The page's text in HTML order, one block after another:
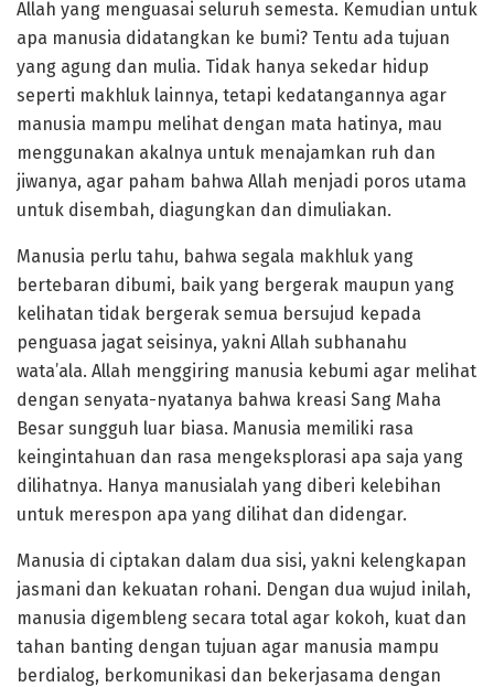
Allah yang menguasai seluruh semesta. Kemudian untuk
apa manusia didatangkan ke bumi? Tentu ada tujuan
yang agung dan mulia. Tidak hanya sekedar hidup
seperti makhluk lainnya, tetapi kedatangannya agar
manusia mampu melihat dengan mata hatinya, mau
menggunakan akalnya untuk menajamkan ruh dan
jiwanya, agar paham bahwa Allah menjadi poros utama
untuk disembah, diagungkan dan dimuliakan.
Manusia perlu tahu, bahwa segala makhluk yang
bertebaran dibumi, baik yang bergerak maupun yang
kelihatan tidak bergerak semua bersujud kepada
penguasa jagat seisinya, yakni Allah subhanahu
wata’ala. Allah menggiring manusia kebumi agar melihat
dengan senyata-nyatanya bahwa kreasi Sang Maha
Besar sungguh luar biasa. Manusia memiliki rasa
keingintahuan dan rasa mengeksplorasi apa saja yang
dilihatnya. Hanya manusialah yang diberi kelebihan
untuk merespon apa yang dilihat dan didengar.
Manusia di ciptakan dalam dua sisi, yakni kelengkapan
jasmani dan kekuatan rohani. Dengan dua wujud inilah,
manusia digembleng secara total agar kokoh, kuat dan
tahan banting dengan tujuan agar manusia mampu
berdialog, berkomunikasi dan bekerjasama dengan